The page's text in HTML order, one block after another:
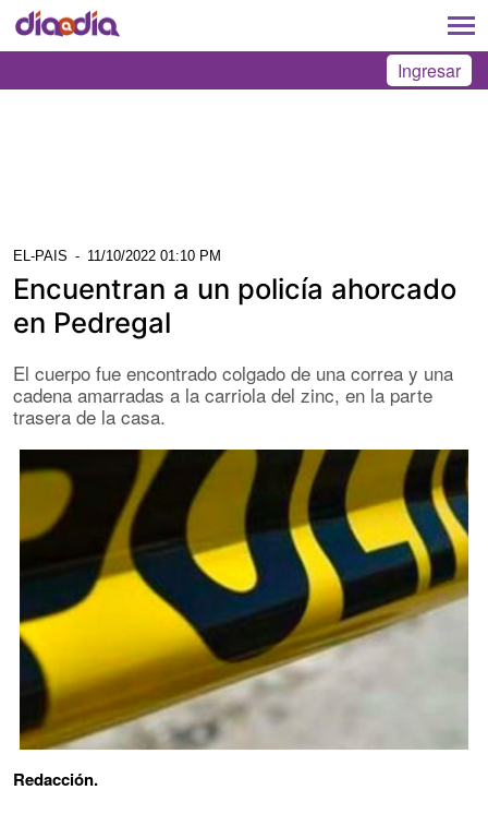
Ingresar
EL-PAIS - 11/10/2022 01:10 PM
Encuentran a un policía ahorcado
en Pedregal
El cuerpo fue encontrado colgado de una correa y una
cadena amarradas a la carriola del zinc, en la parte
trasera de la casa.
Redacción.